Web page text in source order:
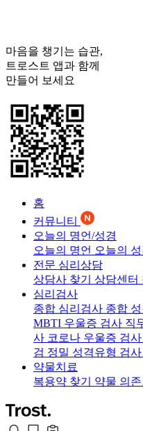
마음을 챙기는 습관,
트로스트 앱과 함께
만들어 보세요
홈
커뮤니티
오늘의 명언/성경
오늘의 명언 오늘의 성
전문 심리상담
상담사 찾기 상담센터
심리검사
종합 심리검사 종합
MBTI 우울증 검사 직
사 코로나 우울증 검사
검 정밀 성격유형 검사
약물치료
복용약 찾기 약물 의